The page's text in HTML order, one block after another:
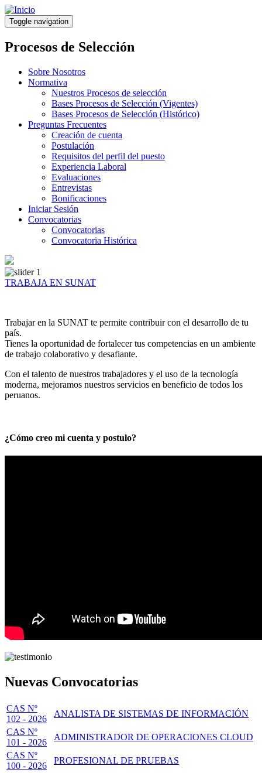
Pasar
al
contenido
principal
Toggle navigation
Procesos de Selección
Sobre Nosotros
Normativa
Nuestros Procesos de selección
Bases Procesos de Selección (Vigentes)
Bases Procesos de Selección (Histórico)
Preguntas Frecuentes
Creación de cuenta
Postulación
Requisitos del perfil del puesto
Experiencia Laboral
Evaluaciones
Entrevistas
Bonificaciones
Iniciar Sesión
Convocatorias
Convocatorias
Convocatoria Histórica
TRABAJA EN SUNAT
Trabajar en la SUNAT te permite contribuir con el desarrollo de tu
país.
Tienes la oportunidad de fortalecer tus competencias en un ambiente
de trabajo colaborativo y desafiante.
Con el talento de nuestros trabajadores y el uso de la tecnología
moderna, mejoramos nuestros servicios en beneficio de todos los
peruanos.
¿Cómo creo mi cuenta y postulo?
Nuevas Convocatorias
CAS Nº
102 - 2026
ANALISTA DE SISTEMAS DE INFORMACIÓN
CAS Nº
101 - 2026
ADMINISTRADOR DE OPERACIONES CLOUD
CAS Nº
100 - 2026
PROFESIONAL DE PRUEBAS